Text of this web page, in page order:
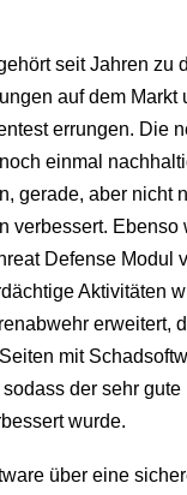
seit Jahren zu
auf dem Markt
errungen. Die
einmal
gerade, aber nicht
verbessert. Ebenso
Defense Modul
Aktivitäten
erweitert,
mit
der sehr
wurde.
über eine